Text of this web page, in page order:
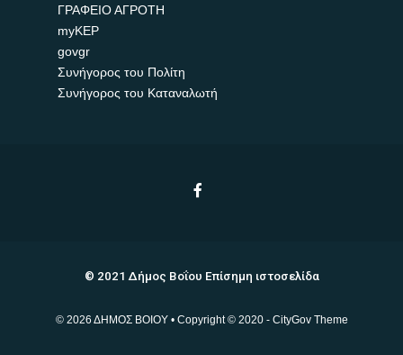
ΓΡΑΦΕΙΟ ΑΓΡΟΤΗ
myKEP
govgr
Συνήγορος του Πολίτη
Συνήγορος του Καταναλωτή
© 2021 Δήμος Βοΐου Επίσημη ιστοσελίδα
© 2026 ΔΗΜΟΣ ΒΟΙΟΥ • Copyright © 2020 - CityGov Theme